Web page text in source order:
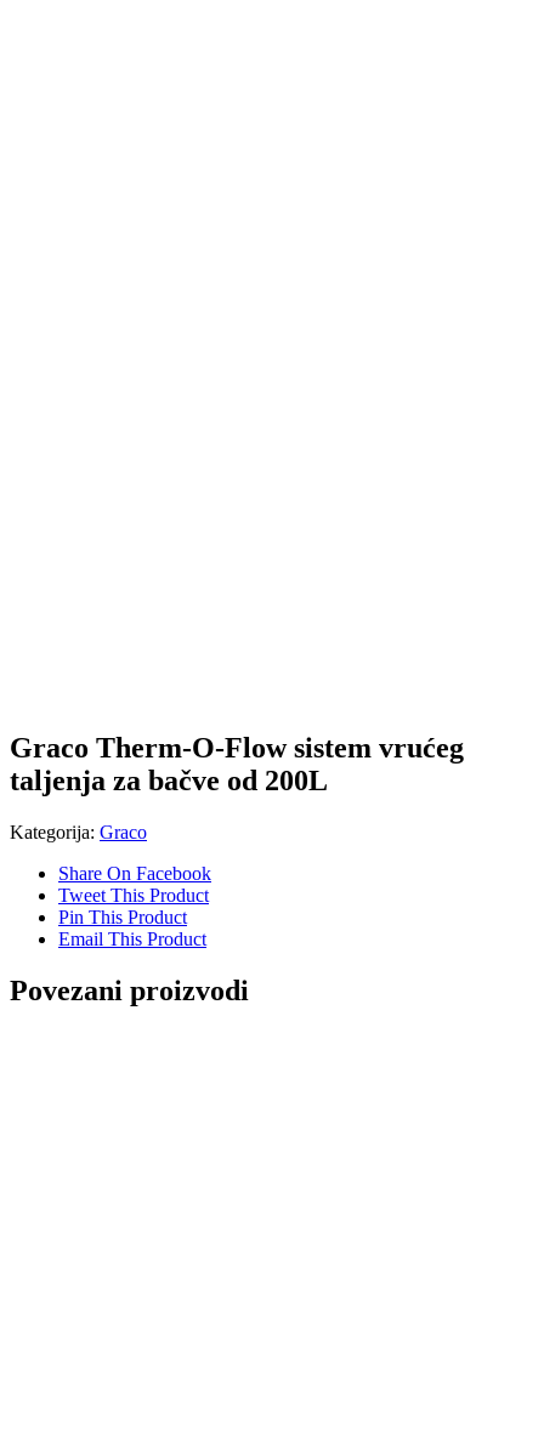
Graco Therm-O-Flow sistem vrućeg
taljenja za bačve od 200L
Kategorija: Graco
Share On Facebook
Tweet This Product
Pin This Product
Email This Product
Povezani proizvodi